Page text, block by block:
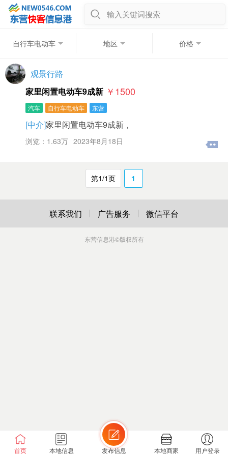
输入关键词搜索
自行车电动车 地区 价格
观景行路
家里闲置电动车9成新 ￥1500
汽车 自行车电动车 东营
[中介]家里闲置电动车9成新，
浏览：1.63万 2023年8月18日
第1/1页 1
首页 本地信息 发布信息 本地商家 用户登录
联系我们 广告服务 微信平台
东营信息港©版权所有